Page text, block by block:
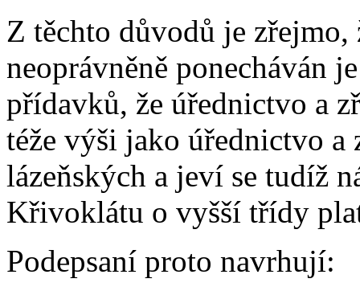
Z těchto důvodů je
neoprávněně ponecháván
přídavků, že úřednictvo a
téže výši jako úřednictvo a
lázeňských a jeví se tudíž
Křivoklátu o vyšší třídy
Podepsaní proto navrhují: